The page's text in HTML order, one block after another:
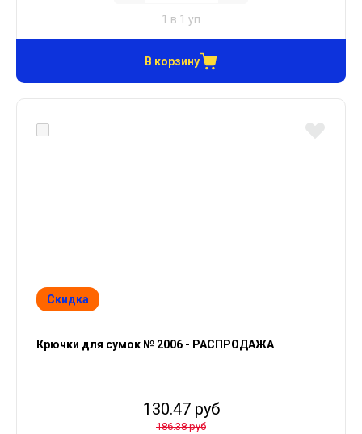
1 в 1 уп
В корзину
Скидка
Крючки для сумок № 2006 - РАСПРОДАЖА
130.47 руб
186.38 руб